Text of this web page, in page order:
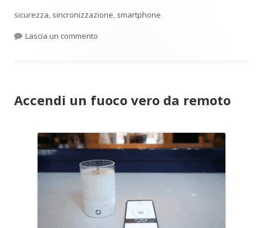
sicurezza, sincronizzazione, smartphone
Lascia un commento
Accendi un fuoco vero da remoto